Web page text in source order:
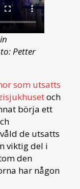
Petter
som utsatts
och
börja ett
de utsatts
viktig del i
den
har någon